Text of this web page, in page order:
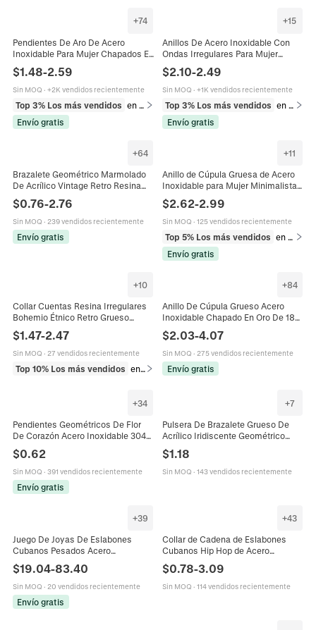
+74
Pendientes De Aro De Acero
Inoxidable Para Mujer Chapados En
Geométricos Minimalistas Joyería
Vintage
$1.48-2.59
Sin MOQ · +2K vendidos recientemente
Top 3% Los más vendidos
Envío gratis
+15
Anillos De Acero Inoxidable Con
Ondas Irregulares Para Mujer
Geométrico Minimalista Joyería
$2.10-2.49
Sin MOQ · +1K vendidos recientemente
Top 3% Los más vendidos
Envío gratis
+64
Brazalete Geométrico Marmolado
De Acrílico Vintage Retro Resina
Grueso Puño Abierto Retorcido
Joyería De Moda Para Mujer
$0.76-2.76
Sin MOQ · 239 vendidos recientemente
Envío gratis
+11
Anillo de Cúpula Gruesa de Acero
Inoxidable para Mujer Minimalista
Chapado en Oro 18K Banda Ancha
Pulido Anillo de Dedo de
Declaración Joyería Regalo
$2.62-2.99
Sin MOQ · 125 vendidos recientemente
Top 5% Los más vendidos
en Anillos
Envío gratis
+10
Collar Cuentas Resina Irregulares
Bohemio Étnico Retro Grueso
Textura Mármol Espaciadores
Aleación Para Mujer
$1.47-2.47
Sin MOQ · 27 vendidos recientemente
Top 10% Los más vendidos en Collares
+84
Anillo De Cúpula Grueso Acero
Inoxidable Chapado En Oro De 18K
Minimalista Exagerado Pulido
Espejo Joyería De Moda
Geométrica
$2.03-4.07
Sin MOQ · 275 vendidos recientemente
Envío gratis
+34
Pendientes Geométricos De Flor
De Corazón Acero Inoxidable 304
Oro Texturizado Joyería Llamativa
Para Mujer Moderno
$0.62
Sin MOQ · 391 vendidos recientemente
Envío gratis
+7
Pulsera De Brazalete Grueso De
Acrílico Iridiscente Geométrico
Irregular Onda Nervada Aurora
Láser Joyería De Moda Mujeres
$1.18
Sin MOQ · 143 vendidos recientemente
+39
Juego De Joyas De Eslabones
Cubanos Pesados Acero
Inoxidable 316L Grueso Collar Y
Pulsera Hip Hop Para Hombre
Unisex
$19.04-83.40
Sin MOQ · 20 vendidos recientemente
Envío gratis
+43
Collar de Cadena de Eslabones
Cubanos Hip Hop de Acero
Inoxidable Pulido Cadena Gruesa
para Hombre Mujer Joyería Estilo
Callejero
$0.78-3.09
Sin MOQ · 114 vendidos recientemente